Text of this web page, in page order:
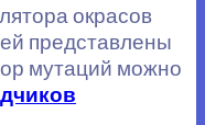
окрасов
представлены
мутаций можно